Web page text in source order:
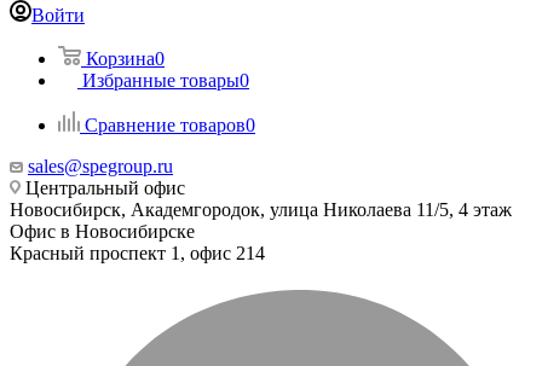
Войти
Корзина0
Избранные товары0
Сравнение товаров0
sales@spegroup.ru
Центральный офис
Новосибирск, Академгородок, улица Николаева 11/5, 4 этаж
Офис в Новосибирске
Красный проспект 1, офис 214